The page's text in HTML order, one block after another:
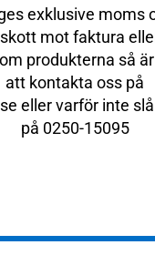
exklusive moms
mot faktura
produkterna så
att kontakta oss på
eller varför inte slå
på 0250-15095